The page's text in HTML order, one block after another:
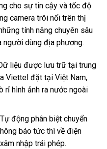
cho sự tin cậy và tốc độ
camera trôi nổi trên thị
tính năng chuyên sâu
người dùng địa phương.
liệu được lưu trữ tại trung
Viettel đặt tại Việt Nam,
rỉ hình ảnh ra nước ngoài
động phân biệt chuyển
báo tức thì về điện
nhập trái phép.